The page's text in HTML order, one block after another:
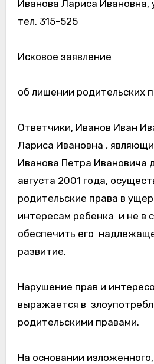
Иванова Лариса Ивановна,
тел. 315-525
Исковое заявление
об лишении родительских
Ответчики, Иванов Иван
Лариса Ивановна ,
Иванова Петра Ивановича
августа 2001 года,
родительские права в
интересам ребенка и не в
обеспечить его
развитие.
Нарушение прав и
выражается в
родительскими правами.
На основании